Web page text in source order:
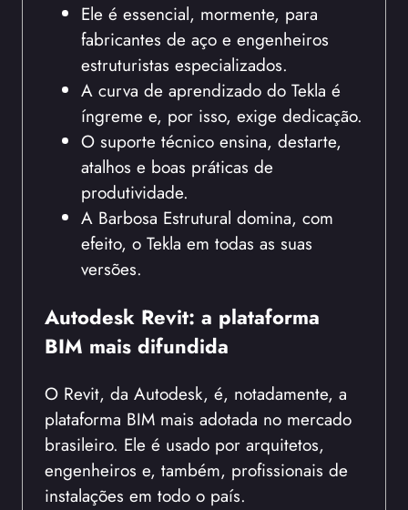
Ele é essencial, mormente, para
fabricantes de aço e engenheiros
estruturistas especializados.
A curva de aprendizado do Tekla é
íngreme e, por isso, exige dedicação.
O suporte técnico ensina, destarte,
atalhos e boas práticas de
produtividade.
A Barbosa Estrutural domina, com
efeito, o Tekla em todas as suas
versões.
Autodesk Revit: a plataforma
BIM mais difundida
O Revit, da Autodesk, é, notadamente, a
plataforma BIM mais adotada no mercado
brasileiro. Ele é usado por arquitetos,
engenheiros e, também, profissionais de
instalações em todo o país.